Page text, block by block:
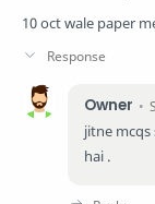
10 oct wale paper
Owner
jitne
hai .